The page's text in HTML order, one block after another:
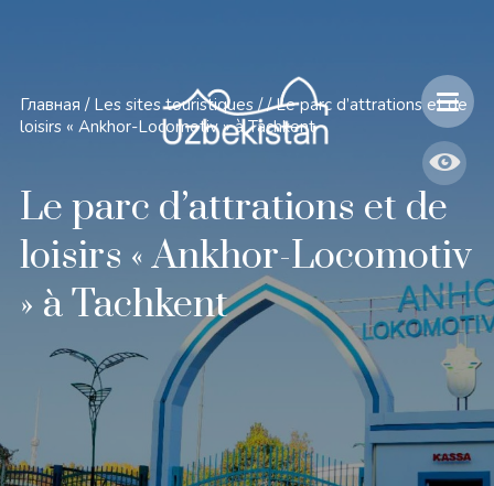
Главная / Les sites touristiques / / Le parc d’attrations et de
loisirs « Ankhor-Locomotiv » à Tachkent
Le parc d’attrations et de
loisirs « Ankhor-Locomotiv
» à Tachkent